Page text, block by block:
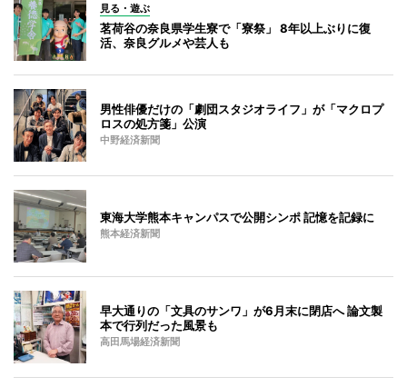
見る・遊ぶ
茗荷谷の奈良県学生寮で「寮祭」 8年以上ぶりに復
活、奈良グルメや芸人も
男性俳優だけの「劇団スタジオライフ」が「マクロプ
ロスの処方箋」公演
中野経済新聞
東海大学熊本キャンパスで公開シンポ 記憶を記録に
熊本経済新聞
早大通りの「文具のサンワ」が6月末に閉店へ 論文製
本で行列だった風景も
高田馬場経済新聞